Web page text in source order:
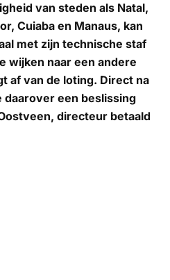
van steden als Natal,
Cuiaba en Manaus, kan
met zijn technische staf
wijken naar een andere
af van de loting. Direct na
daarover een beslissing
directeur betaald